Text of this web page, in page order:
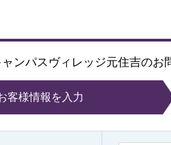
ャンパスヴィレッジ元住吉のお
客様情報を入力